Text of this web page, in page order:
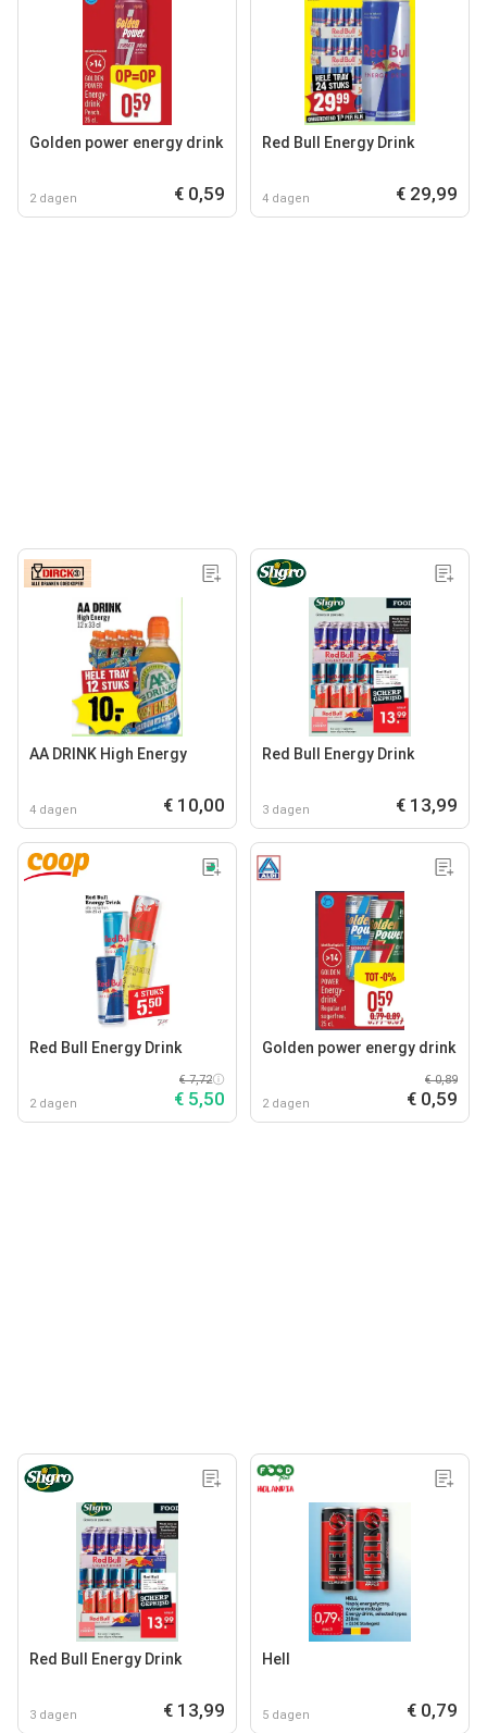
Golden power energy drink
2 dagen € 0,59
Red Bull Energy Drink
4 dagen € 29,99
AA DRINK High Energy
4 dagen € 10,00
Red Bull Energy Drink
3 dagen € 13,99
Red Bull Energy Drink
2 dagen
€ 7,72
€ 5,50
Golden power energy drink
2 dagen
€ 0,89
€ 0,59
Red Bull Energy Drink
3 dagen € 13,99
Hell
5 dagen € 0,79